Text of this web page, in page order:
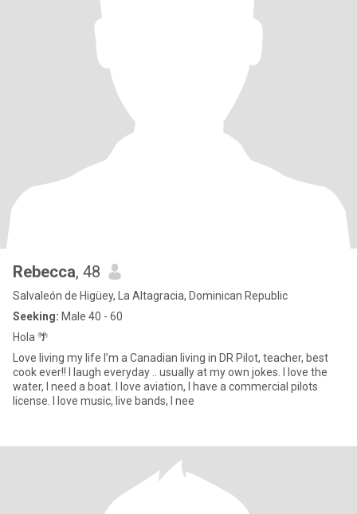
Rebecca, 48
Salvaleón de Higüey, La Altagracia, Dominican Republic
Seeking: Male 40 - 60
Hola 🌴
Love living my life I’m a Canadian living in DR Pilot, teacher, best
cook ever!! I laugh everyday .. usually at my own jokes. I love the
water, I need a boat. I love aviation, I have a commercial pilots
license. I love music, live bands, I nee